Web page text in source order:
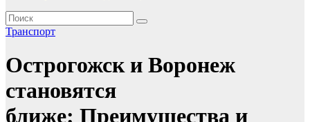
Транспорт
Острогожск и Воронеж
становятся
ближе: Преимущества и